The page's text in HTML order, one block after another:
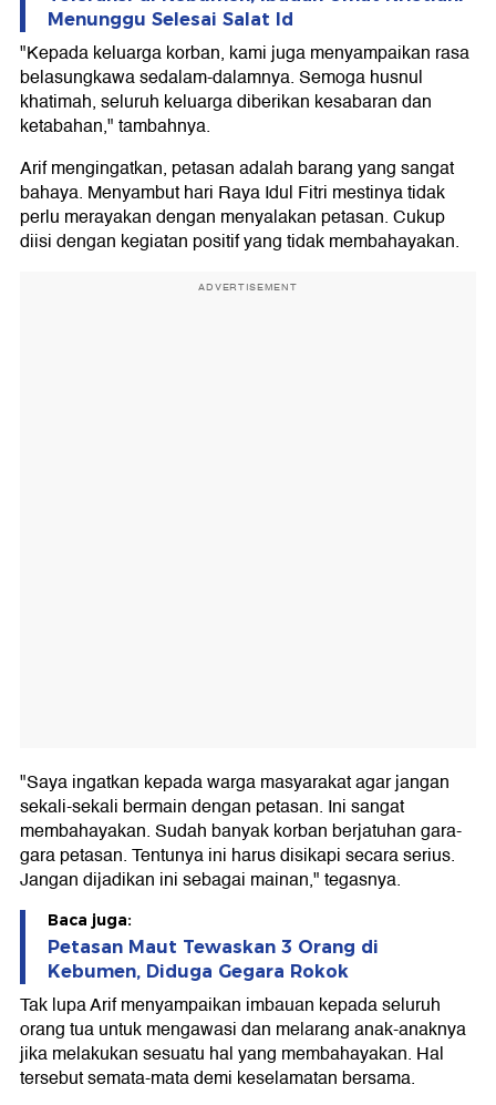
Menunggu Selesai Salat Id
"Kepada keluarga korban, kami juga menyampaikan rasa
belasungkawa sedalam-dalamnya. Semoga husnul
khatimah, seluruh keluarga diberikan kesabaran dan
ketabahan," tambahnya.
Arif mengingatkan, petasan adalah barang yang sangat
bahaya. Menyambut hari Raya Idul Fitri mestinya tidak
perlu merayakan dengan menyalakan petasan. Cukup
diisi dengan kegiatan positif yang tidak membahayakan.
ADVERTISEMENT
"Saya ingatkan kepada warga masyarakat agar jangan
sekali-sekali bermain dengan petasan. Ini sangat
membahayakan. Sudah banyak korban berjatuhan gara-
gara petasan. Tentunya ini harus disikapi secara serius.
Jangan dijadikan ini sebagai mainan," tegasnya.
Baca juga:
Petasan Maut Tewaskan 3 Orang di
Kebumen, Diduga Gegara Rokok
Tak lupa Arif menyampaikan imbauan kepada seluruh
orang tua untuk mengawasi dan melarang anak-anaknya
jika melakukan sesuatu hal yang membahayakan. Hal
tersebut semata-mata demi keselamatan bersama.